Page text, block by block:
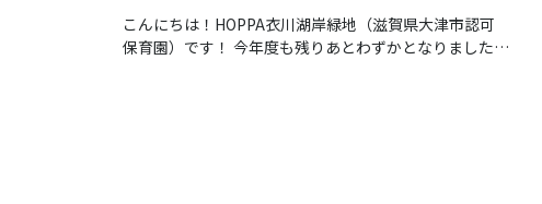
こんにちは！HOPPA衣川湖岸緑地（滋賀県大津市認可
保育園）です！ 今年度も残りあとわずかとなりました。